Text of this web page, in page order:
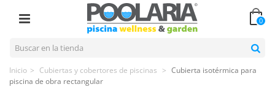
0
Inicio > Cubiertas y cobertores de piscinas > Cubierta isotérmica para
piscina de obra rectangular